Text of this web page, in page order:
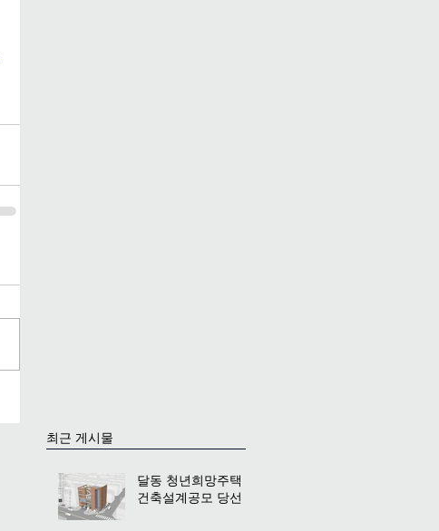
최근 게시물
달동 청년희망주택
건축설계공모 당선